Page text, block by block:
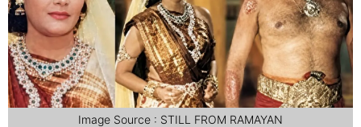
Image Source : STILL FROM RAMAYAN